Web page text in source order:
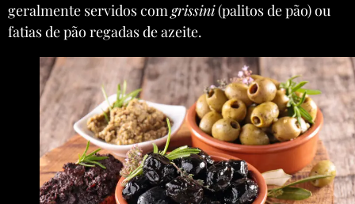
geralmente servidos comgrissini(palitos de pão) ou
fatias de pão regadas de azeite.